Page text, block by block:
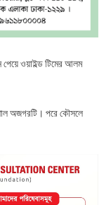
পেয়ে ওয়াইল্ড টিমের আলম
অজগরটি। পরে কৌসলে